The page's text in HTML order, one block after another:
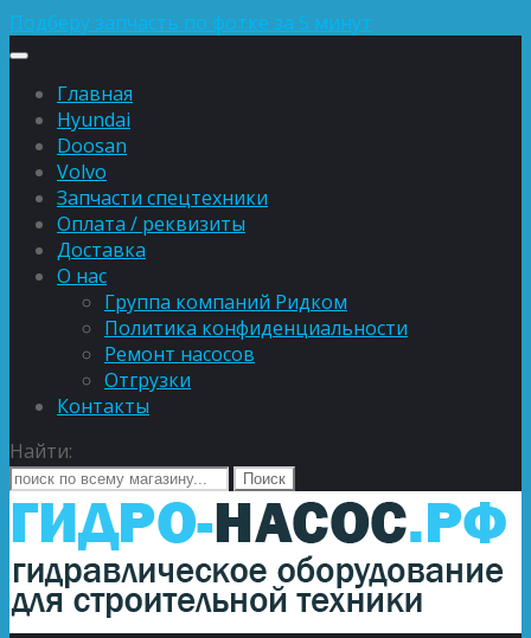
Подберу запчасть по фотке за 5 минут
Главная
Hyundai
Doosan
Volvo
Запчасти спецтехники
Оплата / реквизиты
Доставка
О нас
Группа компаний Ридком
Политика конфиденциальности
Ремонт насосов
Отгрузки
Контакты
Найти: